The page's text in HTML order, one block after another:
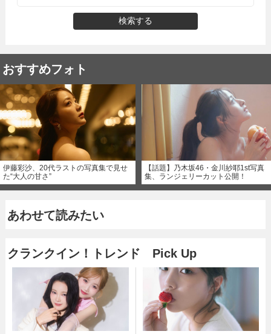
検索する
おすすめフォト
伊藤彩沙、20代ラストの写真集で見せ
た“大人の甘さ”
【話題】乃木坂46・金川紗耶1st写真
集、ランジェリーカット公開！
あわせて読みたい
クランクイン！トレンド Pick Up